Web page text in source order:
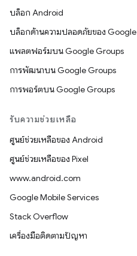
บล็อก Android
บล็อกด้านความปลอดภัยของ Google
แพลตฟอร์มบน Google Groups
การพัฒนาบน Google Groups
การพอร์ตบน Google Groups
รับความช่วยเหลือ
ศูนย์ช่วยเหลือของ Android
ศูนย์ช่วยเหลือของ Pixel
www.android.com
Google Mobile Services
Stack Overflow
เครื่องมือติดตามปัญหา